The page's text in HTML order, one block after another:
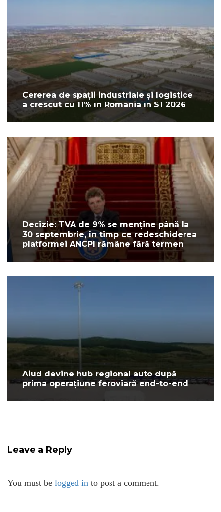
Cererea de spații industriale și logistice
a crescut cu 11% în România în S1 2026
Decizie: TVA de 9% se menține până la
30 septembrie, în timp ce redeschiderea
platformei ANCPI rămâne fără termen
Aiud devine hub regional auto după
prima operațiune feroviară end-to-end
Leave a Reply
You must be logged in to post a comment.